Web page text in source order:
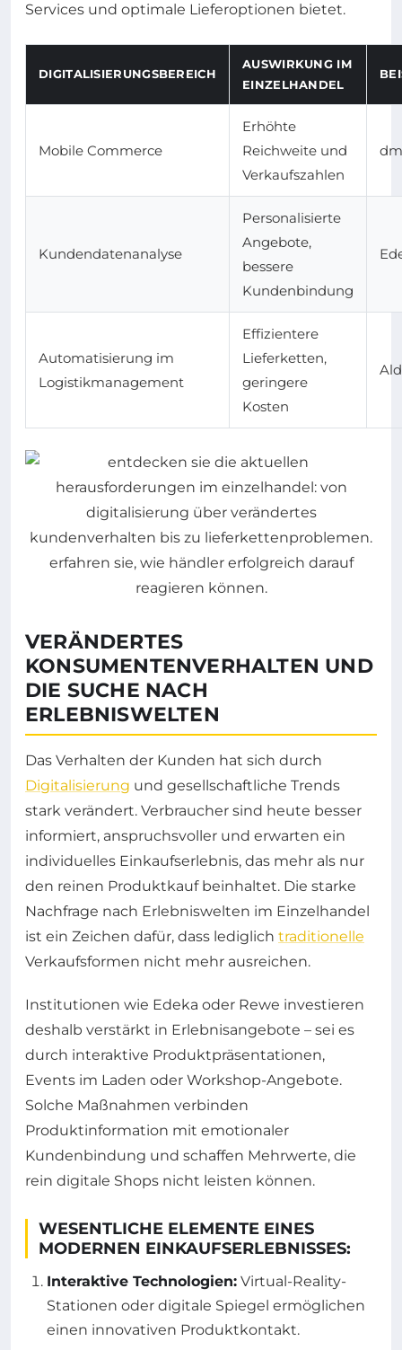
Services und optimale Lieferoptionen bietet.
DIGITALISIERUNGSBEREICH
AUSWIRKUNG IM
EINZELHANDEL
Mobile Commerce
Erhöhte
Reichweite und
Verkaufszahlen
Kundendatenanalyse
Personalisierte
Angebote,
bessere
Kundenbindung
Automatisierung im
Logistikmanagement
Effizientere
Lieferketten,
geringere
Kosten
VERÄNDERTES
KONSUMENTENVERHALTEN UND
DIE SUCHE NACH
ERLEBNISWELTEN
Das Verhalten der Kunden hat sich durch
Digitalisierung und gesellschaftliche Trends
stark verändert. Verbraucher sind heute besser
informiert, anspruchsvoller und erwarten ein
individuelles Einkaufserlebnis, das mehr als nur
den reinen Produktkauf beinhaltet. Die starke
Nachfrage nach Erlebniswelten im Einzelhandel
ist ein Zeichen dafür, dass lediglich traditionelle
Verkaufsformen nicht mehr ausreichen.
Institutionen wie Edeka oder Rewe investieren
deshalb verstärkt in Erlebnisangebote – sei es
durch interaktive Produktpräsentationen,
Events im Laden oder Workshop-Angebote.
Solche Maßnahmen verbinden
Produktinformation mit emotionaler
Kundenbindung und schaffen Mehrwerte, die
rein digitale Shops nicht leisten können.
WESENTLICHE ELEMENTE EINES
MODERNEN EINKAUFSERLEBNISSES:
Interaktive Technologien: Virtual-Reality-
Stationen oder digitale Spiegel ermöglichen
einen innovativen Produktkontakt.